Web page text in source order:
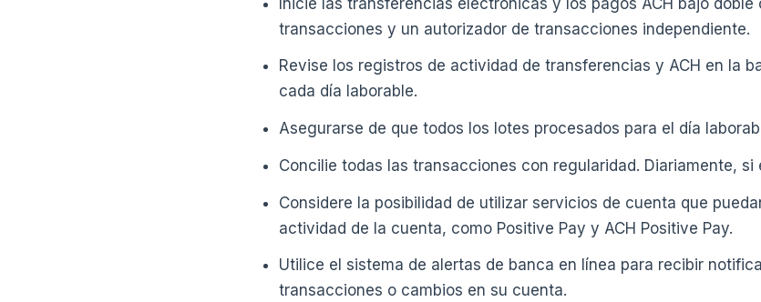
transacciones y un autorizador de transacciones independiente.
Revise los registros de actividad de transferencias y ACH en la
cada día laborable.
Asegurarse de que todos los lotes procesados para el día
Concilie todas las transacciones con regularidad. Diariamente, si
Considere la posibilidad de utilizar servicios de cuenta que
actividad de la cuenta, como Positive Pay y ACH Positive Pay.
Utilice el sistema de alertas de banca en línea para recibir
transacciones o cambios en su cuenta.